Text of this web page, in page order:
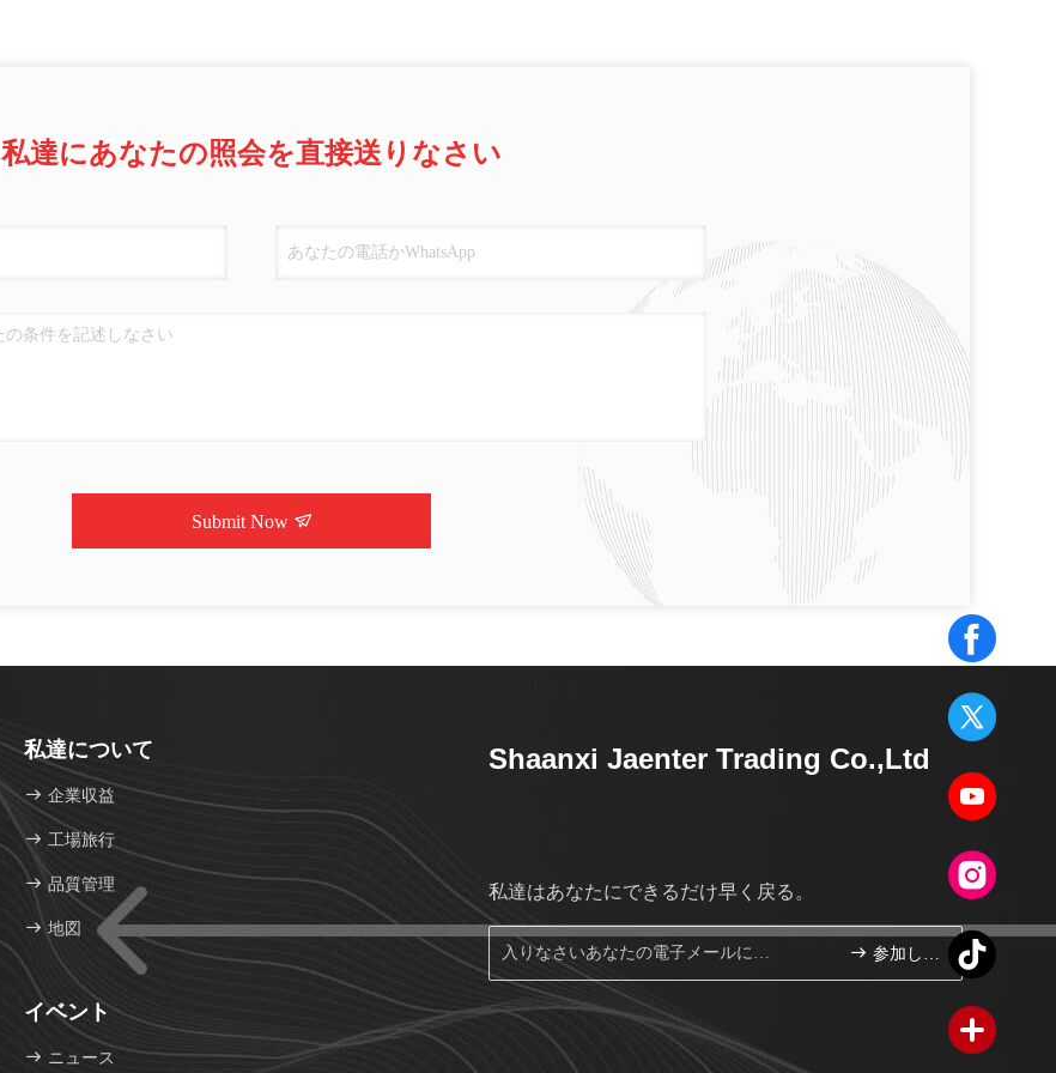
私達にあなたの照会を直接送りなさい
Submit Now
私達について
企業収益
工場旅行
品質管理
地図
イベント
ニュース
Shaanxi Jaenter Trading Co.,Ltd
私達はあなたにできるだけ早く戻る。
参加しなさい